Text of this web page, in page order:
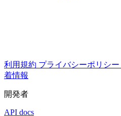
利用規約 プライバシーポリシー
着情報
開発者
API docs